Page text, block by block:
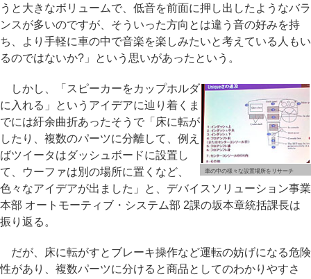
うと大きなボリュームで、低音を前面に押し出したようなバラ
ンスが多いのですが、そういった方向とは違う音の好みを持
ち、より手軽に車の中で音楽を楽しみたいと考えている人もい
るのではないか?」という思いがあったという。
車の中の様々な設置場所をリサーチ
しかし、「スピーカーをカップホルダ
に入れる」というアイデアに辿り着くま
でには紆余曲折あったそうで「床に転が
したり、複数のパーツに分離して、例え
ばツイータはダッシュボードに設置し
て、ウーファは別の場所に置くなど、
色々なアイデアが出ました」と、デバイスソリューション事業
本部 オートモーティブ・システム部 2課の坂本章統括課長は
振り返る。
だが、床に転がすとブレーキ操作など運転の妨げになる危険
性があり、複数パーツに分けると商品としてのわかりやすさ